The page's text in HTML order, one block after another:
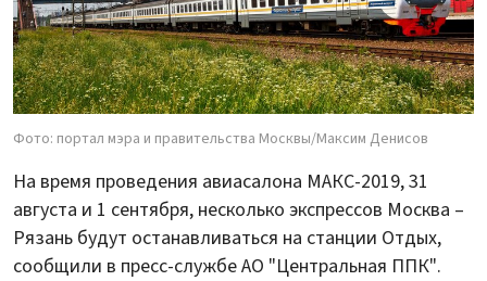
Фото: портал мэра и правительства Москвы/Максим Денисов
На время проведения авиасалона МАКС-2019, 31
августа и 1 сентября, несколько экспрессов Москва –
Рязань будут останавливаться на станции Отдых,
сообщили в пресс-службе АО "Центральная ППК".